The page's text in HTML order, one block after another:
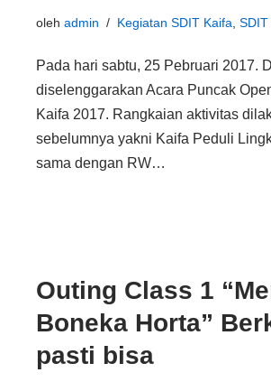
oleh admin Kegiatan SDIT Kaifa SDIT
Pada hari sabtu, 25 Pebruari 2017.
diselenggarakan Acara Puncak
Kaifa 2017. Rangkaian aktivitas
sebelumnya yakni Kaifa Peduli
sama dengan RW…
Outing Class 1
Boneka Horta”
pasti bisa